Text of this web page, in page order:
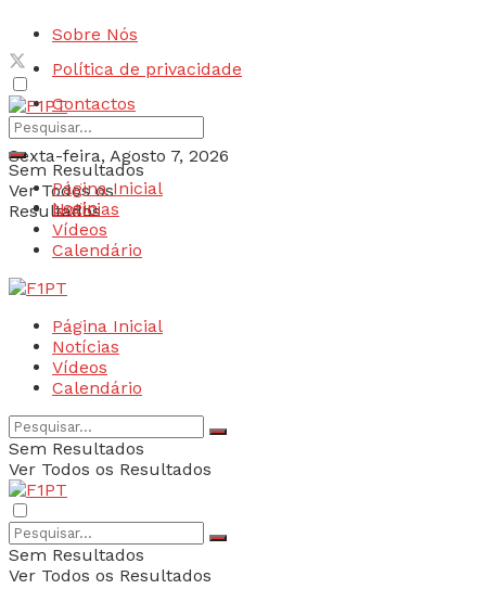
Sobre Nós
Política de privacidade
Contactos
Sexta-feira, Agosto 7, 2026
Login
Sem Resultados
Ver Todos os
Resultados
Página Inicial
Notícias
Vídeos
Calendário
Página Inicial
Notícias
Vídeos
Calendário
Sem Resultados
Ver Todos os Resultados
Sem Resultados
Ver Todos os Resultados